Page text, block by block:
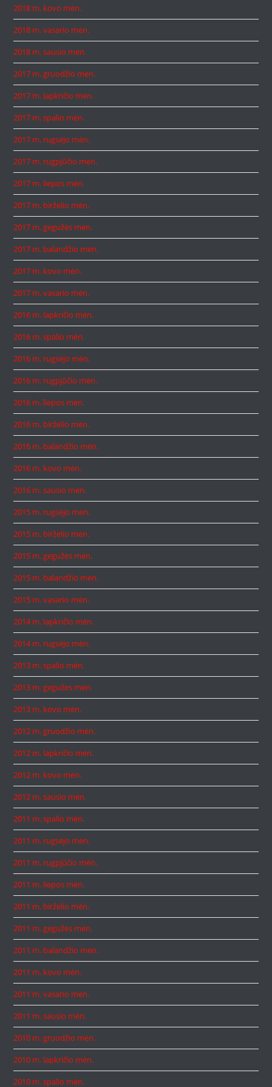
2018 m. kovo mėn.
2018 m. vasario mėn.
2018 m. sausio mėn.
2017 m. gruodžio mėn.
2017 m. lapkričio mėn.
2017 m. spalio mėn.
2017 m. rugsėjo mėn.
2017 m. rugpjūčio mėn.
2017 m. liepos mėn.
2017 m. birželio mėn.
2017 m. gegužės mėn.
2017 m. balandžio mėn.
2017 m. kovo mėn.
2017 m. vasario mėn.
2016 m. lapkričio mėn.
2016 m. spalio mėn.
2016 m. rugsėjo mėn.
2016 m. rugpjūčio mėn.
2016 m. liepos mėn.
2016 m. birželio mėn.
2016 m. balandžio mėn.
2016 m. kovo mėn.
2016 m. sausio mėn.
2015 m. rugsėjo mėn.
2015 m. birželio mėn.
2015 m. gegužės mėn.
2015 m. balandžio mėn.
2015 m. vasario mėn.
2014 m. lapkričio mėn.
2014 m. rugsėjo mėn.
2013 m. spalio mėn.
2013 m. gegužės mėn.
2013 m. kovo mėn.
2012 m. gruodžio mėn.
2012 m. lapkričio mėn.
2012 m. kovo mėn.
2012 m. sausio mėn.
2011 m. spalio mėn.
2011 m. rugsėjo mėn.
2011 m. rugpjūčio mėn.
2011 m. liepos mėn.
2011 m. birželio mėn.
2011 m. gegužės mėn.
2011 m. balandžio mėn.
2011 m. kovo mėn.
2011 m. vasario mėn.
2011 m. sausio mėn.
2010 m. gruodžio mėn.
2010 m. lapkričio mėn.
2010 m. spalio mėn.